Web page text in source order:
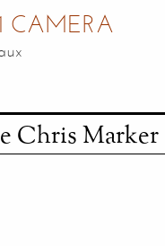
CAMERA
Chris Marker